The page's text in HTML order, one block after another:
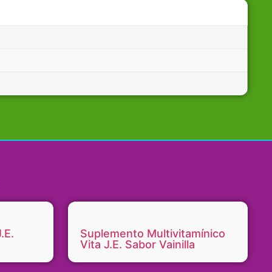
Suplemento Multivitamínico
Vita J.E. Sabor Vainilla